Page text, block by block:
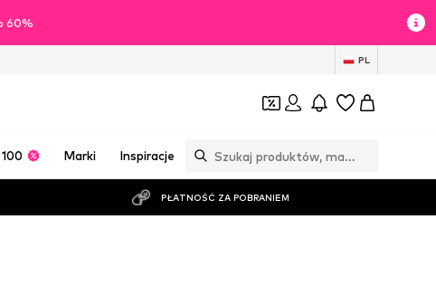
60%
PL
Marki Inspiracje
PŁATNOŚĆ ZA POBRANIEM